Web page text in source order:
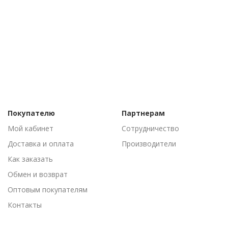
Покупателю
Мой кабинет
Доставка и оплата
Как заказать
Обмен и возврат
Оптовым покупателям
Контакты
Партнерам
Сотрудничество
Производители